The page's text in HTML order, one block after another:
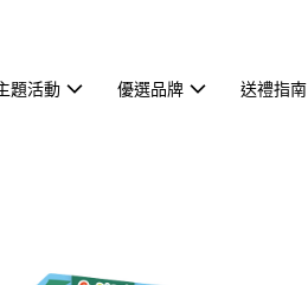
題活動 優選品牌 送禮指南